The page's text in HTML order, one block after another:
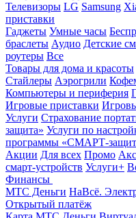
Телевизоры LG Samsung
приставки
Гаджеты Умные часы
браслеты Аудио Детские
роутеры Все
Товары для дома и красоты
Стайлеры Аэрогрили
Компьютеры и периферия
Игровые приставки
Услуги Страхование
защита» Услуги по
программы «СМАРТ-
Акции Для всех Промо
смарт-устройств Услуги+
Финансы
МТС Деньги НаВсё.
Открытый платёж